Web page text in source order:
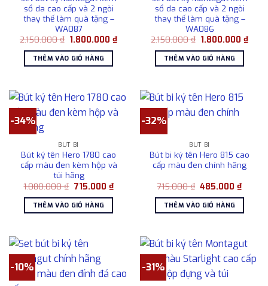
sổ da cao cấp và 2 ngòi
thay thế làm quà tặng –
WA087
2.150.000₫ Giá
là:
2.150.000 ₫.
1.800.000₫Giá
THÊM VÀO GIỎ HÀNG
sổ da cao cấp và 2 ngòi
thay thế làm quà tặng –
WA086
2.150.000₫ Giá
là:
2.150.000 ₫.
1.800.000₫Giá
THÊM VÀO GIỎ HÀNG
-34%
BÚT BI
Bút ký tên Hero 1780 cao
cấp màu đen kèm hộp và
túi hãng
1.080.000₫ Giá
là:
1.080.000 ₫.
715.000 ₫Giá
hiện
715.000 ₫.
THÊM VÀO GIỎ HÀNG
-32%
BÚT BI
Bút bi ký tên Hero 815 cao
cấp màu đen chính hãng
715.000₫ Giá
là:
715.000 ₫.
485.000₫Giá
hiện
tại
THÊM VÀO GIỎ HÀNG
-10% -31%